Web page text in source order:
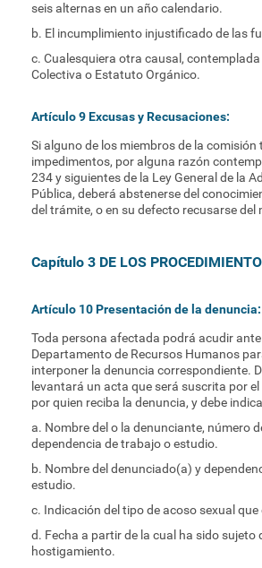
seis alternas en un año calendario.
b. El incumplimiento injustificado de las
c. Cualesquiera otra causal, contemplada
Colectiva o Estatuto Orgánico.
Artículo 9 Excusas y Recusaciones:
Si alguno de los miembros de la comisión
impedimentos, por alguna razón
234 y siguientes de la Ley General de la
Pública, deberá abstenerse del
del trámite, o en su defecto recusarse del
Capítulo 3 DE LOS
Artículo 10 Presentación de la denuncia:
Toda persona afectada podrá acudir ante
Departamento de Recursos Humanos
interponer la denuncia correspondiente.
levantará un acta que será suscrita por
por quien reciba la denuncia, y debe
a. Nombre del o la denunciante, número
dependencia de trabajo o estudio.
b. Nombre del denunciado(a) y
estudio.
c. Indicación del tipo de acoso sexual
d. Fecha a partir de la cual ha sido sujeto
hostigamiento.